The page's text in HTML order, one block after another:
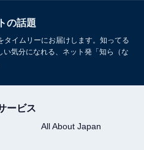
の話題
イムリーにお届けします。知ってる
気分になれる、ネット発「知ら（な
ービス
All About Japan